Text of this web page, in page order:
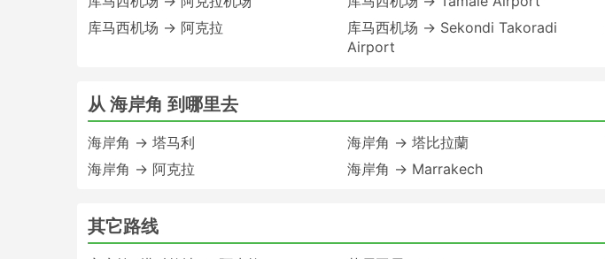
库马西机场 → 阿克拉
库马西机场 → Sekondi Takoradi
Airport
从 海岸角 到哪里去
海岸角 → 塔马利
海岸角 → 阿克拉
海岸角 → 塔比拉蘭
海岸角 → Marrakech
其它路线